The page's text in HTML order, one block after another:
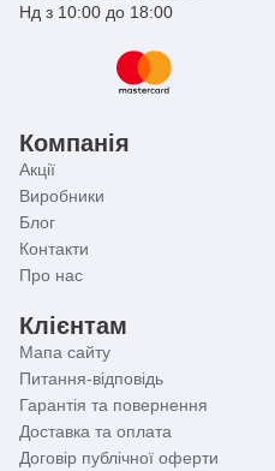
Нд з 10:00 до 18:00
Компанія
Акції
Виробники
Блог
Контакти
Про нас
Клієнтам
Мапа сайту
Питання-відповідь
Гарантія та повернення
Доставка та оплата
Договір публічної оферти